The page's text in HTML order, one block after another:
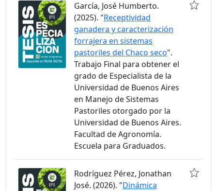
García, José Humberto.
(2025). "Receptividad
ganadera y caracterización
forrajera en sistemas
pastoriles del Chaco seco".
Trabajo Final para obtener el
grado de Especialista de la
Universidad de Buenos Aires
en Manejo de Sistemas
Pastoriles otorgado por la
Universidad de Buenos Aires.
Facultad de Agronomía.
Escuela para Graduados.
Rodríguez Pérez, Jonathan
José. (2026). "Dinámica